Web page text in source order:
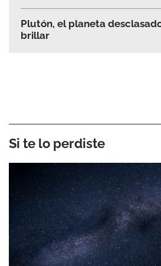
Plutón, el planeta
brillar
Si te lo perdiste